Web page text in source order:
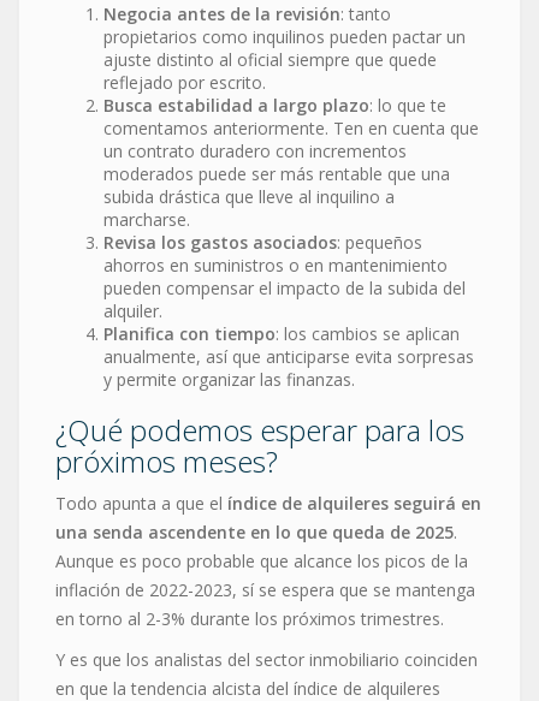
Negocia antes de la revisión: tanto
propietarios como inquilinos pueden pactar un
ajuste distinto al oficial siempre que quede
reflejado por escrito.
Busca estabilidad a largo plazo: lo que te
comentamos anteriormente. Ten en cuenta que
un contrato duradero con incrementos
moderados puede ser más rentable que una
subida drástica que lleve al inquilino a
marcharse.
Revisa los gastos asociados: pequeños
ahorros en suministros o en mantenimiento
pueden compensar el impacto de la subida del
alquiler.
Planifica con tiempo: los cambios se aplican
anualmente, así que anticiparse evita sorpresas
y permite organizar las finanzas.
¿Qué podemos esperar para los
próximos meses?
Todo apunta a que el índice de alquileres seguirá en
una senda ascendente en lo que queda de 2025.
Aunque es poco probable que alcance los picos de la
inflación de 2022-2023, sí se espera que se mantenga
en torno al 2-3% durante los próximos trimestres.
Y es que los analistas del sector inmobiliario coinciden
en que la tendencia alcista del índice de alquileres